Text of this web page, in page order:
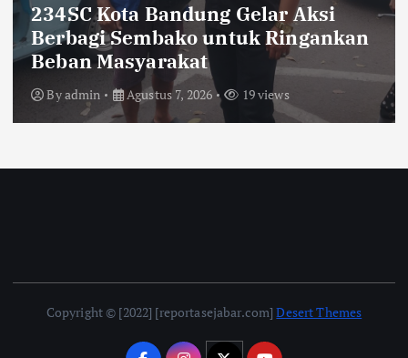
Sikat Kejahatan Jalanan di Jabar,
413 Pelaku Diciduk dan 1.016 Motor
Disita
Byadmin Agustus 7, 2026 21 views
Copyright © [2022] [reportasejabar.com]Desert Themes